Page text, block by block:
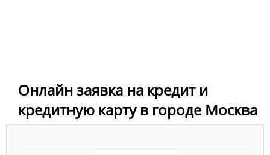
Онлайн заявка на кредит и
кредитную карту в городе Москва